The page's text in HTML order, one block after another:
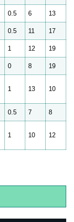
0.5 6 13
0.5 11 17
1 12 19
0 8 19
1 13 10
0.5 7 8
1 10 12